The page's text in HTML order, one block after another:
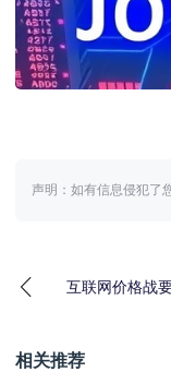
声明：如有信息侵犯了
互联网价格战要
相关推荐